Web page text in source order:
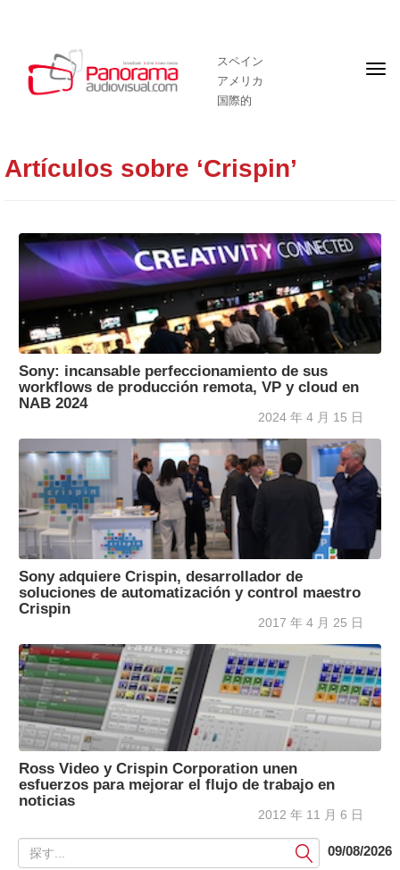
スペイン
アメリカ
国際的
フ
Artículos sobre ‘Crispin’
Sony: incansable perfeccionamiento de sus
workflows de producción remota, VP y cloud en
NAB 2024
2024 年 4 月 15 日
Sony adquiere Crispin, desarrollador de
soluciones de automatización y control maestro
Crispin
2017 年 4 月 25 日
Ross Video y Crispin Corporation unen
esfuerzos para mejorar el flujo de trabajo en
noticias
2012 年 11 月 6 日
提
出
09/08/2026